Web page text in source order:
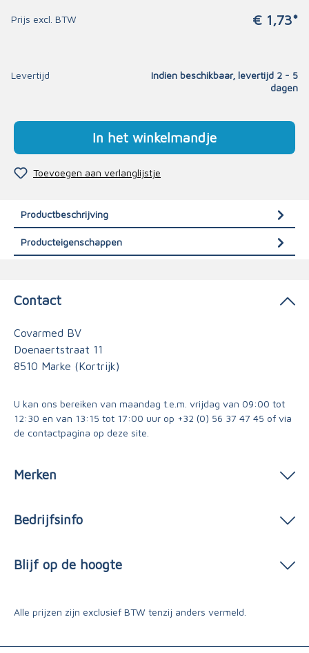
Prijs excl. BTW € 1,73*
Levertijd
Indien beschikbaar, levertijd 2 - 5
dagen
In het winkelmandje
Toevoegen aan verlanglijstje
Productbeschrijving
Producteigenschappen
Contact
Covarmed BV
Doenaertstraat 11
8510 Marke (Kortrijk)
U kan ons bereiken van maandag t.e.m. vrijdag van 09:00 tot
12:30 en van 13:15 tot 17:00 uur op +32 (0) 56 37 47 45 of via
de contactpagina op deze site.
Merken
Bedrijfsinfo
Blijf op de hoogte
Alle prijzen zijn exclusief BTW tenzij anders vermeld.